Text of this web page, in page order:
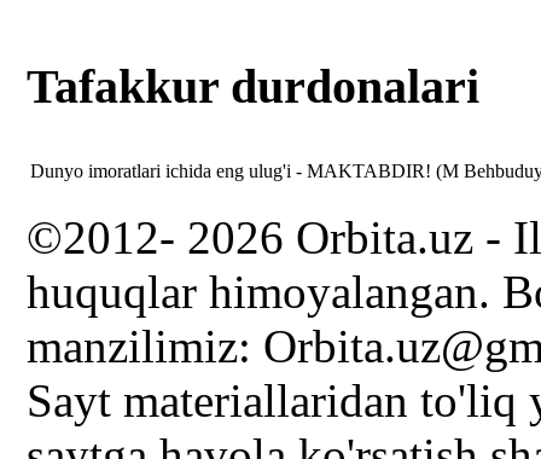
Tafakkur durdonalari
Dunyo imoratlari ichida eng ulug'i - MAKTABDIR! (M
©2012- 2026 Orbita.uz -
huquqlar himoyalangan.
manzilimiz:
Sayt materiallaridan